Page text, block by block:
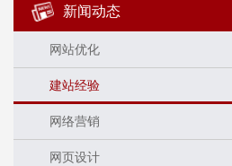
新闻动态
网站优化
建站经验
网络营销
网页设计